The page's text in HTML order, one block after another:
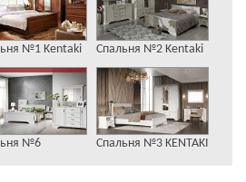
№1 Kentaki Спальня №2 Kentaki
№6 Спальня №3 KENTAKI